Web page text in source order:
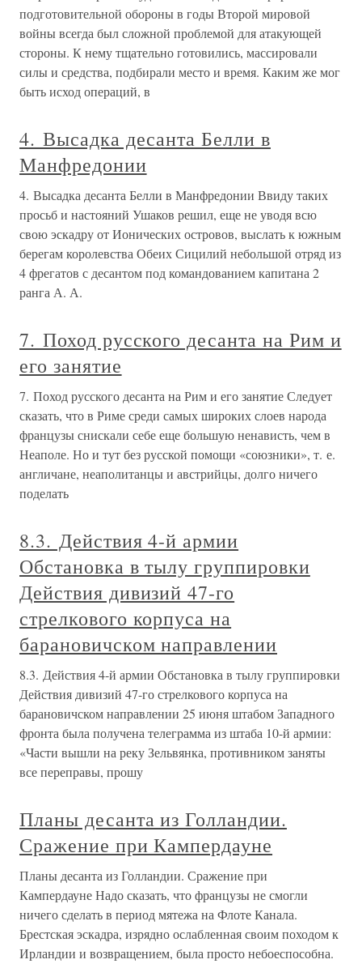
подготовительной обороны в годы Второй мировой
войны всегда был сложной проблемой для атакующей
стороны. К нему тщательно готовились, массировали
силы и средства, подбирали место и время. Каким же мог
быть исход операций, в
4. Высадка десанта Белли в
Манфредонии
4. Высадка десанта Белли в Манфредонии Ввиду таких
просьб и настояний Ушаков решил, еще не уводя всю
свою эскадру от Ионических островов, выслать к южным
берегам королевства Обеих Сицилий небольшой отряд из
4 фрегатов с десантом под командованием капитана 2
ранга А. А.
7. Поход русского десанта на Рим и
его занятие
7. Поход русского десанта на Рим и его занятие Следует
сказать, что в Риме среди самых широких слоев народа
французы снискали себе еще большую ненависть, чем в
Неаполе. Но и тут без русской помощи «союзники», т. е.
англичане, неаполитанцы и австрийцы, долго ничего
поделать
8.3. Действия 4-й армии
Обстановка в тылу группировки
Действия дивизий 47-го
стрелкового корпуса на
барановичском направлении
8.3. Действия 4-й армии Обстановка в тылу группировки
Действия дивизий 47-го стрелкового корпуса на
барановичском направлении 25 июня штабом Западного
фронта была получена телеграмма из штаба 10-й армии:
«Части вышли на реку Зельвянка, противником заняты
все переправы, прошу
Планы десанта из Голландии.
Сражение при Кампердауне
Планы десанта из Голландии. Сражение при
Кампердауне Надо сказать, что французы не смогли
ничего сделать в период мятежа на Флоте Канала.
Брестская эскадра, изрядно ослабленная своим походом к
Ирландии и возвращением, была просто небоеспособна.